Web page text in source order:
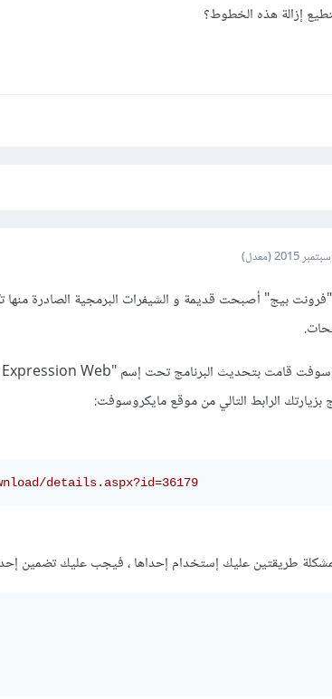
إزالة هذه الخطوط؟
(معدل)
بيج" أصبحت قديمة و الشيفرات البرمجية الصادرة منها
بزيارتك الرابط التالي من موقع مايكروسوفت:
details.aspx?id=36179
طريقتين عليك إستخدام إحداها ، فيجب عليك تضمين